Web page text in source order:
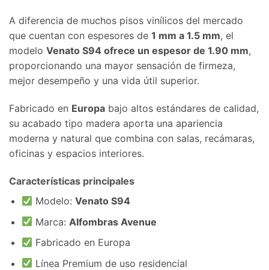
A diferencia de muchos pisos vinílicos del mercado
que cuentan con espesores de 1 mm a 1.5 mm, el
modelo Venato S94 ofrece un espesor de 1.90 mm,
proporcionando una mayor sensación de firmeza,
mejor desempeño y una vida útil superior.
Fabricado en Europa bajo altos estándares de calidad,
su acabado tipo madera aporta una apariencia
moderna y natural que combina con salas, recámaras,
oficinas y espacios interiores.
Características principales
Modelo:Venato S94
Marca: Alfombras Avenue
Fabricado en Europa
Línea Premium de uso residencial